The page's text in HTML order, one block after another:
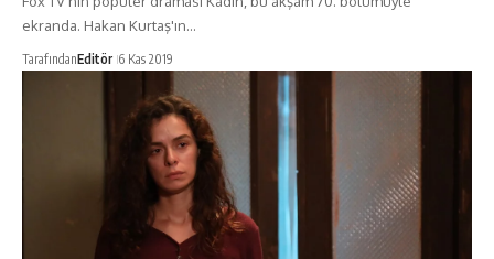
ekranda. Hakan Kurtaş'ın…
TarafındanEditör 6 Kas 2019